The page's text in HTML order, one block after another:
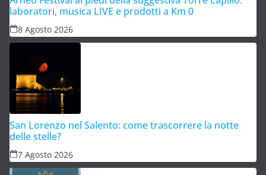
laboratori, musica LIVE e prodotti a Km 0
8 Agosto 2026
San Lorenzo nel Salento: come trascorrere la notte
delle stelle?
7 Agosto 2026